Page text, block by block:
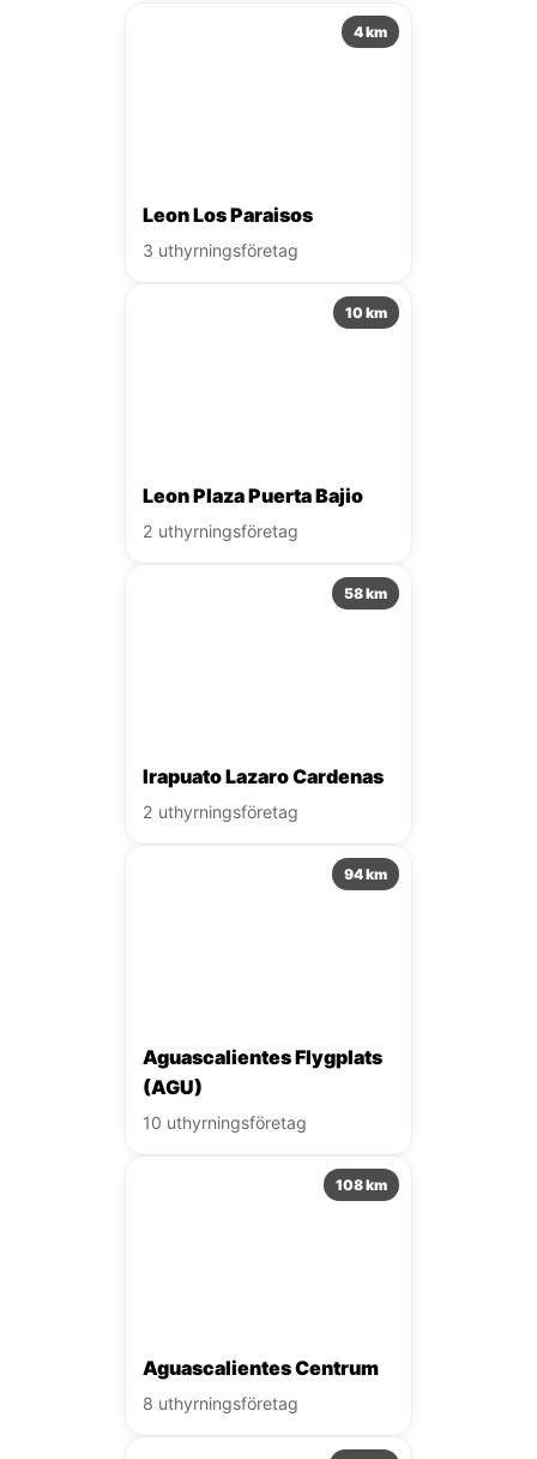
4 km
Leon Los Paraisos
3 uthyrningsföretag
10 km
Leon Plaza Puerta Bajio
2 uthyrningsföretag
58 km
Irapuato Lazaro Cardenas
2 uthyrningsföretag
94 km
Aguascalientes Flygplats
(AGU)
10 uthyrningsföretag
108 km
Aguascalientes Centrum
8 uthyrningsföretag